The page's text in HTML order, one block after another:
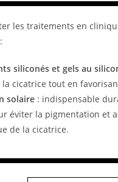
les traitements en
siliconés et gels au
cicatrice tout en
solaire : indispensable
éviter la pigmentation et
de la cicatrice.